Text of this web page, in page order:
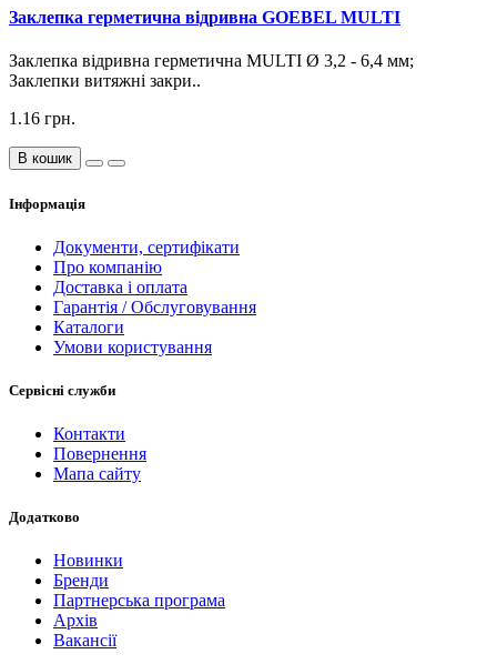
Заклепка герметична відривна GOEBEL MULTI
Заклепка відривна герметична MULTI Ø 3,2 - 6,4 мм;
Заклепки витяжні закри..
1.16 грн.
В кошик
Інформація
Документи, сертифікати
Про компанію
Доставка і оплата
Гарантія / Обслуговування
Каталоги
Умови користування
Сервісні служби
Контакти
Повернення
Мапа сайту
Додатково
Новинки
Бренди
Партнерська програма
Архів
Вакансії